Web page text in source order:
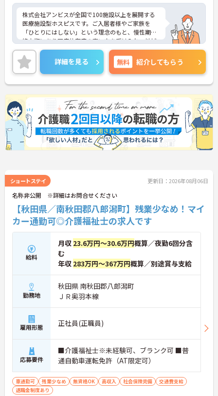
株式会社アンビスが全国で100施設以上を展開する
医療施設型ホスピスです。ご入居者様やご家族を
「ひとりにはしない」という理念のもと、慢性期や
終末期にあり医療依存度の高い方を受け入れ、地域
医療を支える社会的意義の高い事業を推進していま
す。現場には看護師が24時間常駐しています。急変
時の対応や医療行為は看護師が担当するため、初任
者研修や実務者研修の方も食事介助や入浴介助など
の生活を支えるケアに専念できる環境です。多職種
で情報を共有し、一人で判断を抱え込まないチーム
連携の体制がしっかりと整っています。働き方の面
では、夜勤明けの翌日が原則として公休となるほ
か、月平均の残業時間も5時間から7時間程度とかな
り少なめです。常勤スタッフの比率が90パーセント
を超えているため急な勤務変更が発生しにくく、あ
らかじめ決められた訪問予定表に沿って規則正しく
専門性を着実に深めていける環境が用意されていま
★おすすめPOINT★
＜個別ＯＪＴとチーム連携で着実に成長！＞
・入職後はお一人おひとりの習熟度に合わせた個別
のＯＪＴ研修を実施し、ｅラーニングを用いた学習
の機会も提供されます
・施設内には看護師が24時間常駐しており、急変時
の対応や専門的な医療処置は看護師が担当するため
負担が減ります
・介護スタッフと看護スタッフの比率が1対1で相談
しやすく、初任者研修や実務者研修からでも着実に
専門性を高められます
高く、急なシフト変更や無理な長時間勤務が発生し
にくい人員体制です
・訪問スケジュールに沿って施設内でのケアを行う
ため、月平均の残業時間は5時間から7時間程度とか
なり少なめに抑えられます
・夜勤明けの翌日は原則としてお休みとなるシフト
編成が組まれており、しっかりと休息を取りながら
長期的な就業が可能です
＜評価制度でキャリアアップ＞
詳細を見る 無料 紹介してもらう
ショートステイ 更新日：2026年08月06日
名称非公開 ※詳細はお問合せください
【秋田県／南秋田郡八郎潟町】残業少なめ！マイ
カー通勤可◎介護福祉士の求人です
給料
月収 23.6万円～30.6万円概算／夜勤6回分含
む
年収 283万円～367万円概算／別途賞与支給
勤務地
秋田県 南秋田郡八郎潟町
ＪＲ奥羽本線
雇用形態 正社員(正職員)
応募要件
■介護福祉士※未経験可、ブランク可 ■普
通自動車運転免許（AT限定可）
車通勤可 残業少なめ 無資格OK 高収入 社会保険完備
交通費支給
退職金制度あり